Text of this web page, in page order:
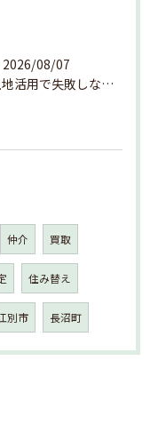
2026/08/07
土地活用で失敗しない売却準備のポイント
仲介 買取
住み替え
別市 長沼町